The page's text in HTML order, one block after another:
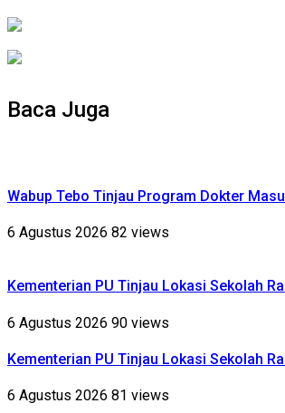
Baca Juga
Wabup Tebo Tinjau Program Dokter
6 Agustus 2026 82 views
Kementerian PU Tinjau Lokasi Sekolah
6 Agustus 2026 90 views
Kementerian PU Tinjau Lokasi Sekolah
6 Agustus 2026 81 views